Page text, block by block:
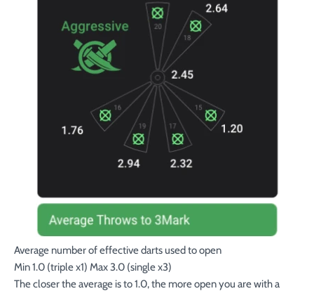
Average number of effective darts used to open
Min 1.0 (triple x1) Max 3.0 (single x3)
The closer the average is to 1.0, the more open you are with a